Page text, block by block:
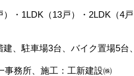
・1LDK（13戸）・2LDK（4
、駐車場3台、バイク置場5台
務所、施工：工新建設㈱